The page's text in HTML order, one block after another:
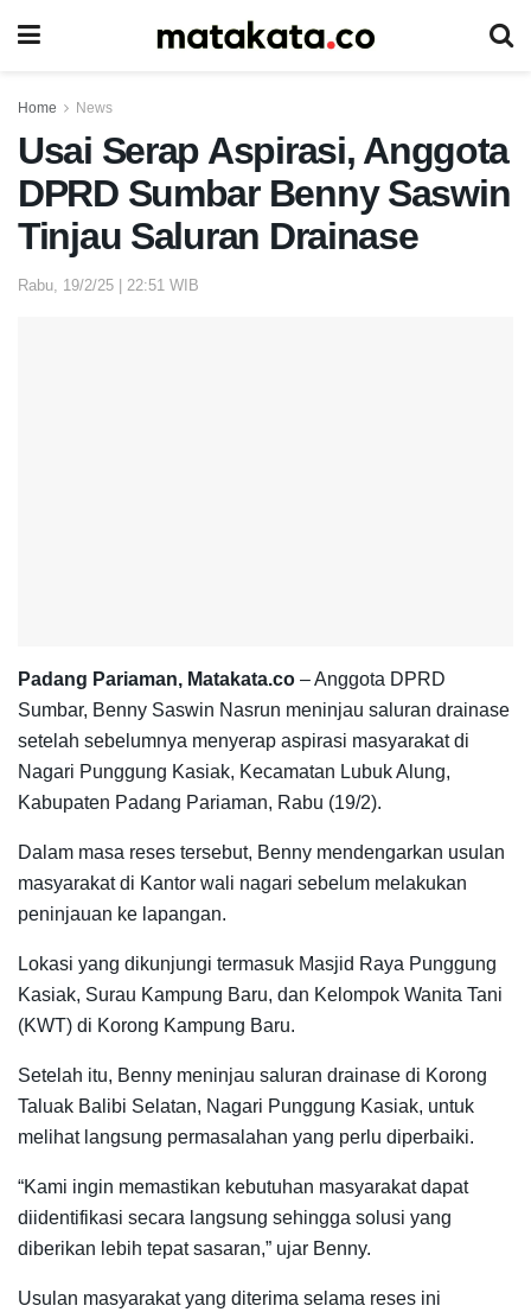
Home News
Usai Serap Aspirasi, Anggota
DPRD Sumbar Benny Saswin
Tinjau Saluran Drainase
Rabu, 19/2/25 | 22:51 WIB
Padang Pariaman, Matakata.co – Anggota DPRD
Sumbar, Benny Saswin Nasrun meninjau saluran drainase
setelah sebelumnya menyerap aspirasi masyarakat di
Nagari Punggung Kasiak, Kecamatan Lubuk Alung,
Kabupaten Padang Pariaman, Rabu (19/2).
Dalam masa reses tersebut, Benny mendengarkan usulan
masyarakat di Kantor wali nagari sebelum melakukan
peninjauan ke lapangan.
Lokasi yang dikunjungi termasuk Masjid Raya Punggung
Kasiak, Surau Kampung Baru, dan Kelompok Wanita Tani
(KWT) di Korong Kampung Baru.
Setelah itu, Benny meninjau saluran drainase di Korong
Taluak Balibi Selatan, Nagari Punggung Kasiak, untuk
melihat langsung permasalahan yang perlu diperbaiki.
“Kami ingin memastikan kebutuhan masyarakat dapat
diidentifikasi secara langsung sehingga solusi yang
diberikan lebih tepat sasaran,” ujar Benny.
Usulan masyarakat yang diterima selama reses ini